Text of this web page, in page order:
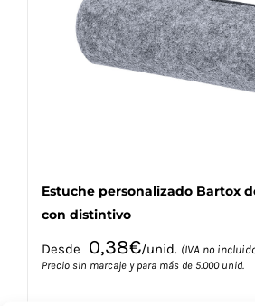
pueden
elegir
en
la
Estuche personalizado Bartox
con distintivo
Desde 0,38€/unid. (IVA no
Precio sin marcaje y para más de 5.000 unid.